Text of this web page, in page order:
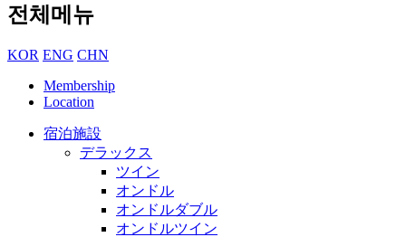
전체메뉴
KOR ENG CHN
Membership
Location
宿泊施設
デラックス
ツイン
オンドル
オンドルダブル
オンドルツイン